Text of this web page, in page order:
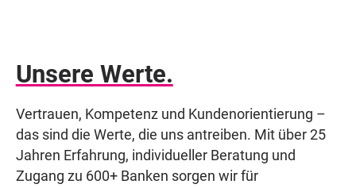
Unsere Werte.
Vertrauen, Kompetenz und Kundenorientierung –
das sind die Werte, die uns antreiben. Mit über 25
Jahren Erfahrung, individueller Beratung und
Zugang zu 600+ Banken sorgen wir für